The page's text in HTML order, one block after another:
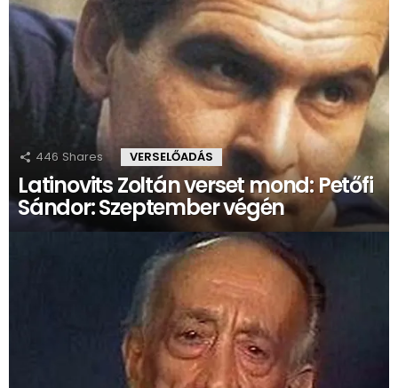
446 Shares VERSELŐADÁS
Latinovits Zoltán verset mond: Petőfi
Sándor: Szeptember végén